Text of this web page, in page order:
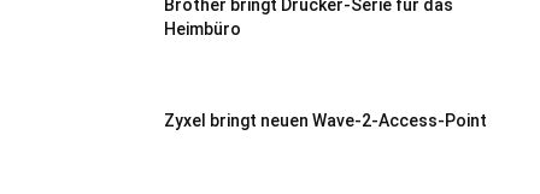
Brother bringt Drucker-Serie für das
Heimbüro
Zyxel bringt neuen Wave-2-Access-Point